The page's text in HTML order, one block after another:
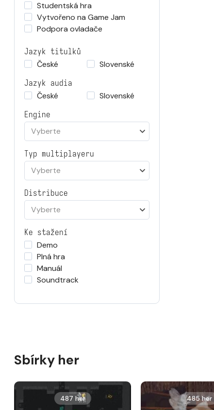
Studentská hra
Vytvořeno na Game Jam
Podpora ovladače
Jazyk titulků
České
Slovenské
Jazyk audia
České
Slovenské
Engine
Vyberte
Typ multiplayeru
Vyberte
Distribuce
Vyberte
Ke stažení
Demo
Plná hra
Manuál
Soundtrack
Sbírky her
487 her 485 her